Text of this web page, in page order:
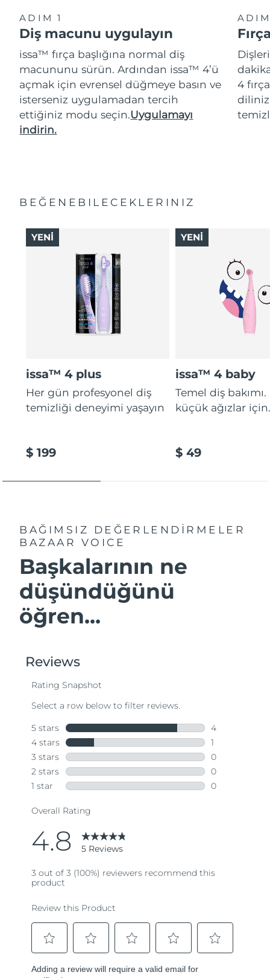
ADIM 1
Diş macunu uygulayın
issa™ fırça başlığına normal diş
macununu sürün. Ardından issa™ 4’ü
açmak için evrensel düğmeye basın ve
isterseniz uygulamadan tercih
ettiğiniz modu seçin.Uygulamayı
indirin.
4
BEĞENEBILECEKLERINIZ
issa™ 4 plus
Her gün profesyonel diş
temizliği deneyimi yaşayın
$ 199
YENİ
issa™ 4 baby
Temel diş
küçük ağızlar
$ 49
YENİ
BAĞIMSIZ DEĞERLENDİRMELER
BAZAAR VOICE
Başkalarının ne
düşündüğünü
öğren...